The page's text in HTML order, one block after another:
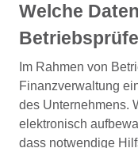
Welche
Im Rahmen von
Finanzverwaltung
des Unternehmens.
elektronisch
dass notwendige